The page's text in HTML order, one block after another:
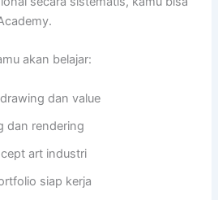
akan belajar:
dan value
dan rendering
art industri
siap kerja